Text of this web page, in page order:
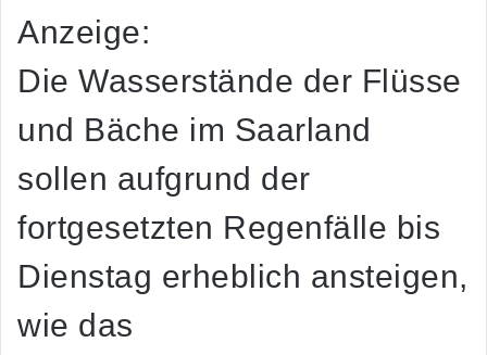
Anzeige:
Die Wasserstände der Flüsse
und Bäche im Saarland
sollen aufgrund der
fortgesetzten Regenfälle bis
Dienstag erheblich ansteigen,
wie das